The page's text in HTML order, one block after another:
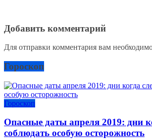
Добавить комментарий
Для отправки комментария вам
Гороскоп
Гороскоп
Опасные даты апреля 2019: дни
соблюдать особую осторожность